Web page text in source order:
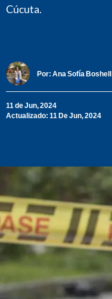
Cúcuta.
Por: Ana Sofía Boshell
11 de Jun, 2024
Actualizado: 11 De Jun, 2024